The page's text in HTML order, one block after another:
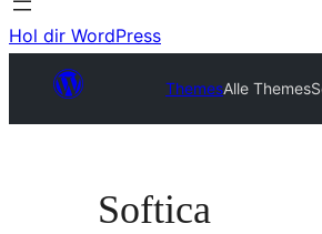
Hol dir WordPress
ThemesAlle Themes
Softica